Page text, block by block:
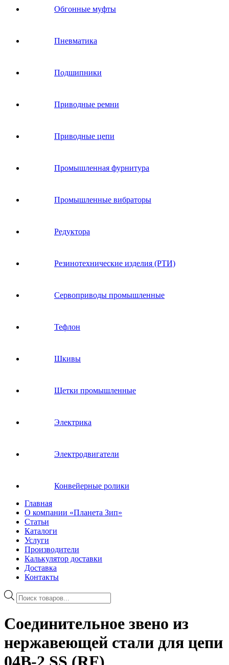
Обгонные муфты
Пневматика
Подшипники
Приводные ремни
Приводные цепи
Промышленная фурнитура
Промышленные вибраторы
Редуктора
Резинотехнические изделия (РТИ)
Сервоприводы промышленные
Тефлон
Шкивы
Щетки промышленные
Электрика
Электродвигатели
Конвейерные ролики
Главная
О компании «Планета Зип»
Статьи
Каталоги
Услуги
Производители
Калькулятор доставки
Доставка
Контакты
Поиск
товаров
Соединительное звено из
нержавеющей стали для цепи